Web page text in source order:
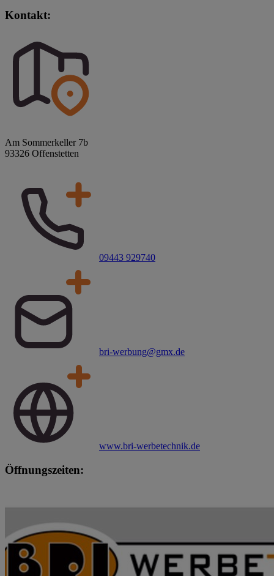
Kontakt:
Am Sommerkeller 7b
93326 Offenstetten
09443 929740
bri-werbung@gmx.de
www.bri-werbetechnik.de
Öffnungszeiten: